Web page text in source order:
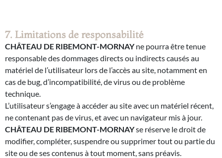
7. Limitations de responsabilité
CHÂTEAU DE RIBEMONT-MORNAYne pourra être tenue
responsable des dommages directs ou indirects causés au
matériel de l’utilisateur lors de l’accès au site, notamment en
cas de bug, d’incompatibilité, de virus ou de problème
technique.
L’utilisateur s’engage à accéder au site avec un matériel récent,
ne contenant pas de virus, et avec un navigateur mis à jour.
CHÂTEAU DE RIBEMONT-MORNAYse réserve le droit de
modifier, compléter, suspendre ou supprimer tout ou partie du
site ou de ses contenus à tout moment, sans préavis.